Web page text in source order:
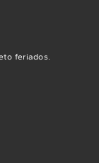
feriados.